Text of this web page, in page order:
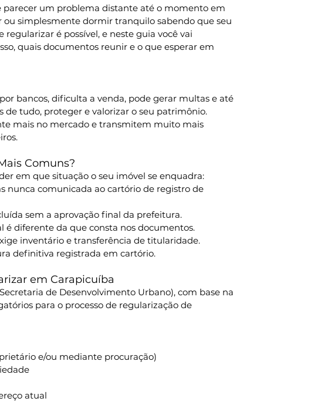
um problema distante até o momento em
simplesmente dormir tranquilo sabendo que seu
é possível, e neste guia você vai
quais documentos reunir e o que esperar em
bancos, dificulta a venda, pode gerar multas e até
tudo, proteger e valorizar o seu patrimônio.
mais no mercado e transmitem muito mais
Comuns?
em que situação o seu imóvel se enquadra:
nunca comunicada ao cartório de registro de
sem a aprovação final da prefeitura.
é diferente da que consta nos documentos.
inventário e transferência de titularidade.
definitiva registrada em cartório.
em Carapicuíba
de Desenvolvimento Urbano), com base na
para o processo de regularização de
e/ou mediante procuração)
atual